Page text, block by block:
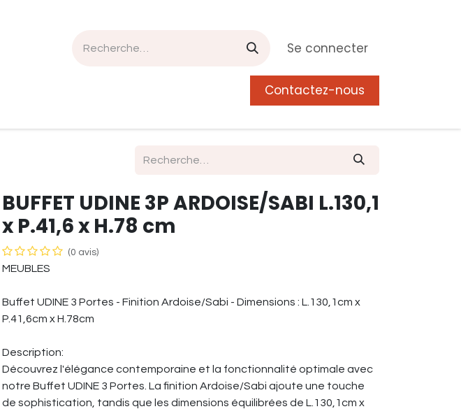
Se connecter
Postes
0
Contactez-nous
BUFFET UDINE 3P ARDOISE/SABI L.130,1
x P.41,6 x H.78 cm
(0 avis)
MEUBLES
Buffet UDINE 3 Portes - Finition Ardoise/Sabi - Dimensions : L.130,1cm x
P.41,6cm x H.78cm
Description:
Découvrez l'élégance contemporaine et la fonctionnalité optimale avec
notre Buffet UDINE 3 Portes. La finition Ardoise/Sabi ajoute une touche
de sophistication, tandis que les dimensions équilibrées de L.130,1cm x